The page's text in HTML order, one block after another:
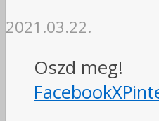
2021.03.22.
Oszd meg!
FacebookX